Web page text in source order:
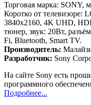
Торговая марка: SONY,
Коротко от телевизоре:
3840x2160, 4K UHD,
тюнер, звук: 20Вт,
Fi, Bluetooth, Smart TV.
Производитель:
Разработчик: Sony
На сайте Sony есть
программного
Подробнее...